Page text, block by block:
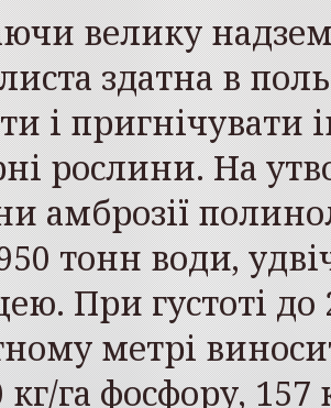
велику
здатна в
і пригнічувати
рослини. На
амброзії
тонн води,
При густоті до
метрі
кг/га фосфору,